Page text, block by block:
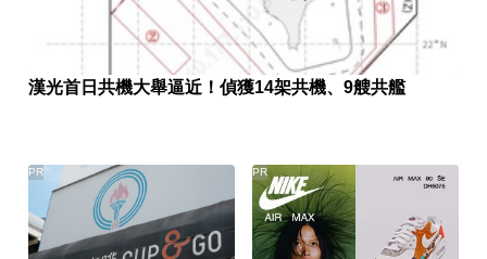
漢光首日共機大舉逼近！偵獲14架共機、9艘共艦
PR PR